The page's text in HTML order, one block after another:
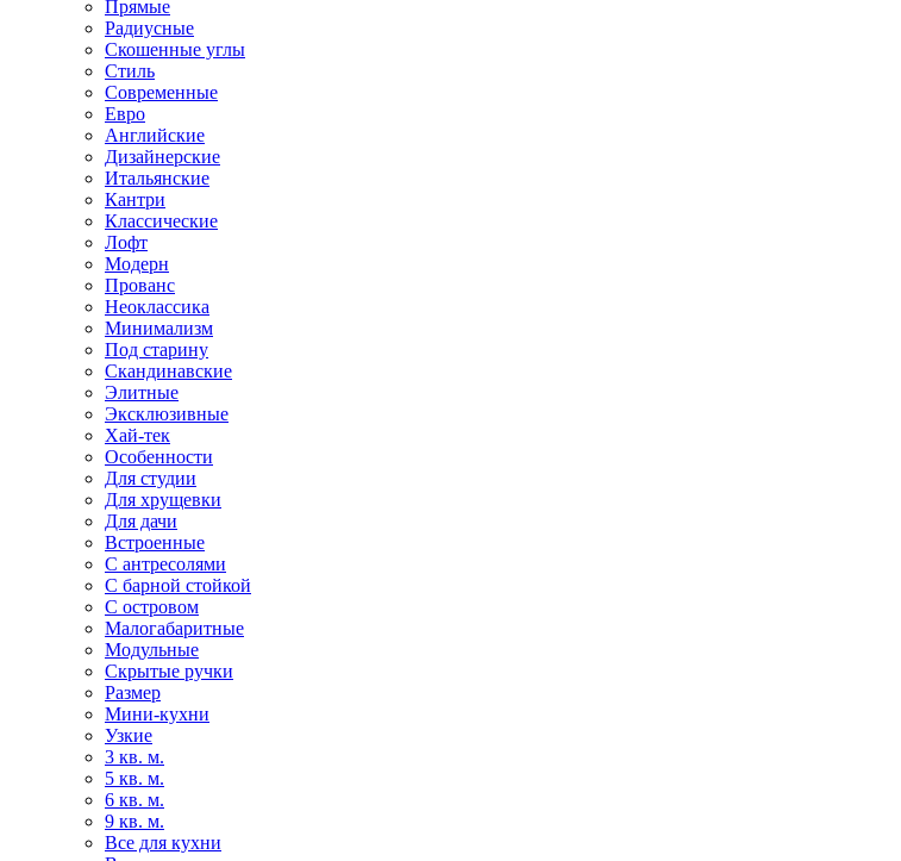
Прямые
Радиусные
Скошенные углы
Стиль
Современные
Евро
Английские
Дизайнерские
Итальянские
Кантри
Классические
Лофт
Модерн
Прованс
Неоклассика
Минимализм
Под старину
Скандинавские
Элитные
Эксклюзивные
Хай-тек
Особенности
Для студии
Для хрущевки
Для дачи
Встроенные
С антресолями
С барной стойкой
С островом
Малогабаритные
Модульные
Скрытые ручки
Размер
Мини-кухни
Узкие
3 кв. м.
5 кв. м.
6 кв. м.
9 кв. м.
Все для кухни